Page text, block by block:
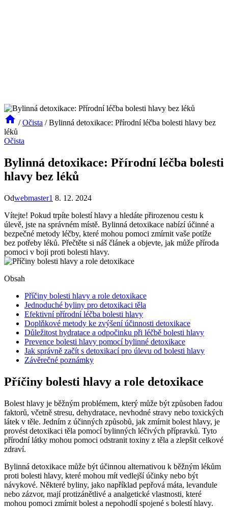
/ Očista / Bylinná detoxikace: Přírodní léčba bolesti hlavy bez
léků
Očista
Bylinná detoxikace: Přírodní léčba bolesti
hlavy bez léků
Odwebmaster1 8. 12. 2024
Vítejte! Pokud trpíte bolestí hlavy a hledáte přirozenou cestu k
úlevě, jste na správném místě. Bylinná detoxikace nabízí účinné a
bezpečné metody léčby, které mohou pomoci zmírnit vaše potíže
bez potřeby léků. Přečtěte si náš článek a objevte, jak může příroda
pomoci v boji proti bolesti hlavy.
Obsah
Příčiny bolesti hlavy a role detoxikace
Jednoduché byliny pro detoxikaci těla
Efektivní přírodní léčba bolesti hlavy
Doplňkové metody ke zvýšení účinnosti detoxikace
Důležitost hydratace a odpočinku při léčbě bolesti hlavy
Prevence bolesti hlavy pomocí bylinné detoxikace
Jak správně začít s detoxikací pro úlevu od bolesti hlavy
Závěrečné poznámky
Příčiny bolesti hlavy a role detoxikace
Bolest hlavy je běžným problémem, který může být způsoben řadou
faktorů, včetně stresu, dehydratace, nevhodné stravy nebo toxických
látek v těle. Jedním z účinných způsobů, jak zmírnit bolest hlavy, je
provést detoxikaci těla pomocí bylinných léčivých přípravků. Tyto
přírodní látky mohou pomoci odstranit toxiny z těla a zlepšit celkové
zdraví.
Bylinná detoxikace může být účinnou alternativou k běžným lékům
proti bolesti hlavy, které mohou mít vedlejší účinky nebo být
návykové. Některé byliny, jako například pepřová máta, levandule
nebo zázvor, mají protizánětlivé a analgetické vlastnosti, které
mohou pomoci zmírnit bolest a nepohodlí spojené s bolestí hlavy.